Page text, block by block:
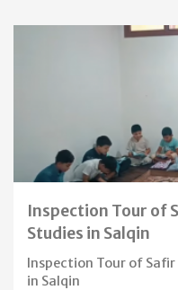
Inspection Tour of
Studies in Salqin
Inspection Tour of
in Salqin